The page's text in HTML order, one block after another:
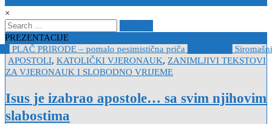
×
Search
for:
PREZENTACIJE
PLAČ PRIRODE – pomalo pesimistična priča 2022-10-26
Posted
in
APOSTOLI, KATOLIČKI VJERONAUK, ZANIMLJIVI TEKSTOVI
ZA VJERONAUK I SLOBODNO VRIJEME
Isus je izabrao apostole… sa svim njihovim
slabostima